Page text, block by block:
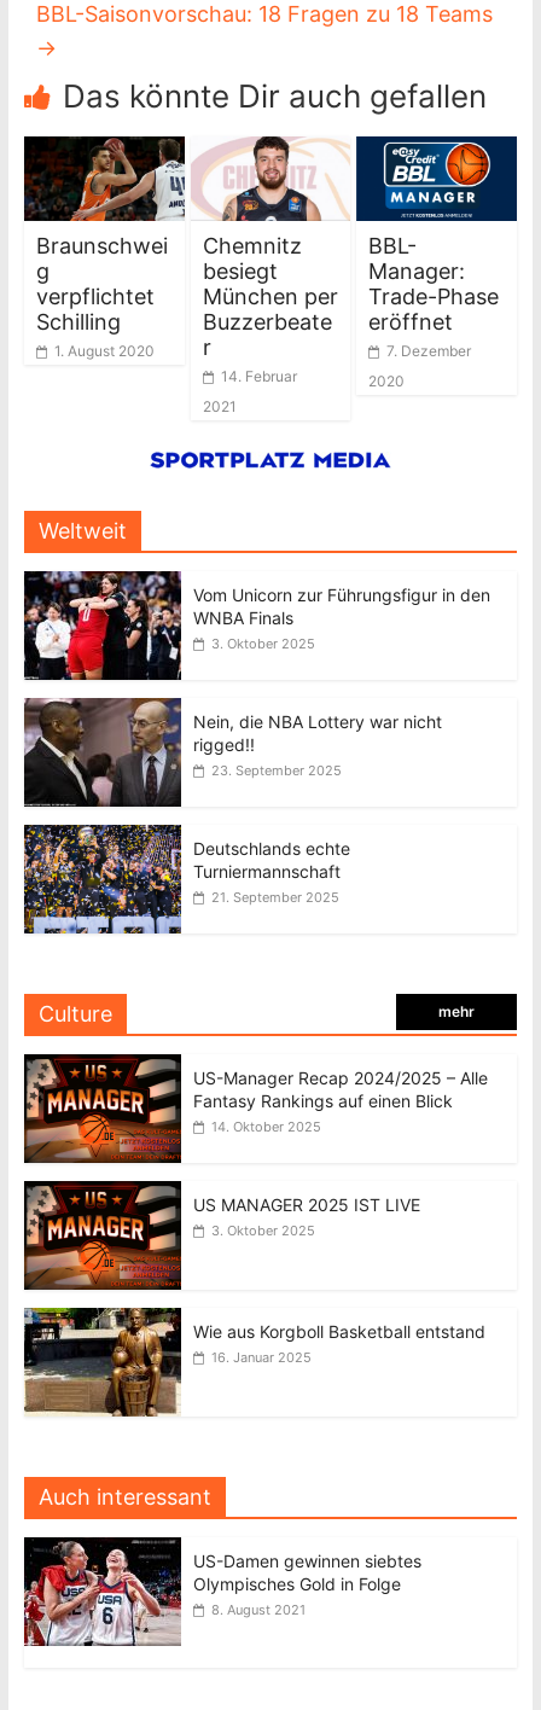
BBL-Saisonvorschau: 18 Fragen zu 18 Teams
→
Das könnte Dir auch gefallen
Braunschwei
g
verpflichtet
Schilling
1. August 2020
Chemnitz
besiegt
München per
Buzzerbeate
r
14. Februar
2021
BBL-
Manager:
Trade-Phase
eröffnet
7. Dezember
2020
Weltweit
Vom Unicorn zur Führungsfigur in den
WNBA Finals
3. Oktober 2025
Nein, die NBA Lottery war nicht
rigged!!
23. September 2025
Deutschlands echte
Turniermannschaft
21. September 2025
Culture mehr
US-Manager Recap 2024/2025 – Alle
Fantasy Rankings auf einen Blick
14. Oktober 2025
US MANAGER 2025 IST LIVE
3. Oktober 2025
Wie aus Korgboll Basketball entstand
16. Januar 2025
Auch interessant
US-Damen gewinnen siebtes
Olympisches Gold in Folge
8. August 2021